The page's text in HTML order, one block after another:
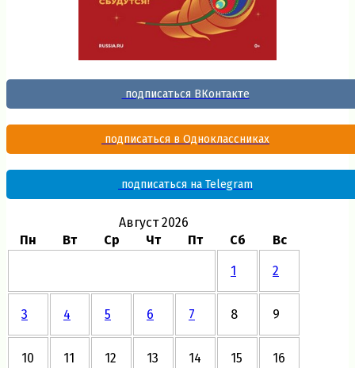
подписаться ВКонтакте
подписаться в Одноклассниках
подписаться на Telegram
Август 2026
Пн
Вт Ср Чт Пт Сб Вс
1 2
3 4 5 6 7 8 9
10 11 12 13 14 15 16